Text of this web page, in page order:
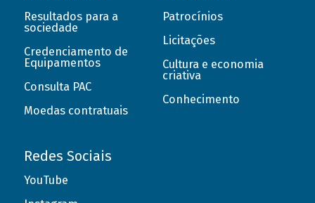
Resultados para a
sociedade
Credenciamento de
Equipamentos
Consulta PAC
Moedas contratuais
Patrocínios
Licitações
Cultura e economia
criativa
Conhecimento
Redes Sociais
YouTube